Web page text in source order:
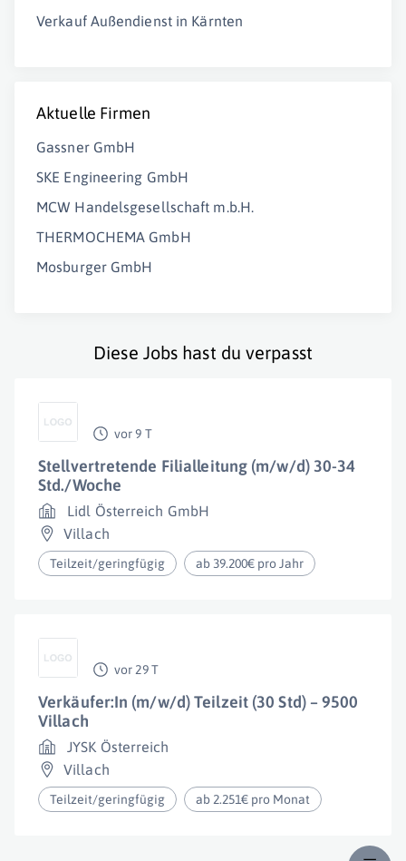
Verkauf Außendienst in Kärnten
Aktuelle Firmen
Gassner GmbH
SKE Engineering GmbH
MCW Handelsgesellschaft m.b.H.
THERMOCHEMA GmbH
Mosburger GmbH
Diese Jobs hast du verpasst
vor 9 T
Stellvertretende Filialleitung (m/w/d) 30-34
Std./Woche
Lidl Österreich GmbH
Villach
Teilzeit/geringfügig ab 39.200€ pro Jahr
vor 29 T
Verkäufer:In (m/w/d) Teilzeit (30 Std) – 9500
Villach
JYSK Österreich
Villach
Teilzeit/geringfügig ab 2.251€ pro Monat